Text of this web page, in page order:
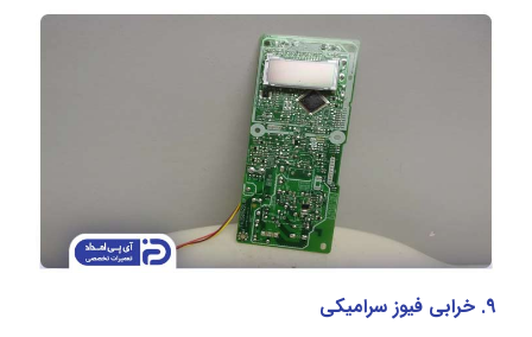
9. خرابی فیوز سرامیکی